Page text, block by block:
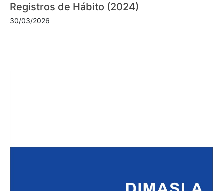
Registros de Hábito (2024)
30/03/2026